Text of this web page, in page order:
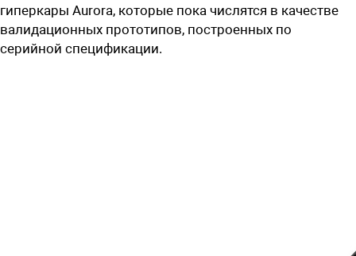
гиперкары Aurora, которые пока числятся в качестве
валидационных прототипов, построенных по
серийной спецификации.